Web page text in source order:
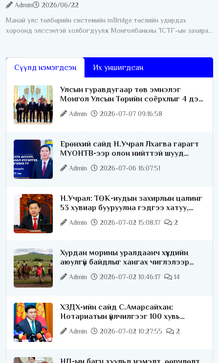
Admin
2026/06/22
Манай улс төлбөрийн системийн mBridge төслийн удирдах
хороонд элссэнтэй холбогдуулж Монголбанкны ТСТГ-ын захирал
Сүүлд нэмэгдсэн Их уншигдсан
Улсын гуравдугаар төв эмнэлэг
Монгол Улсын Төрийн соёрхлыг 4 дэх
Admin 2026-07-07 09:16:58
Ерөнхий сайд Н.Учрал Лхагва гарагт
МҮОНТВ-ээр олон нийттэй шууд
Admin 2026-07-06 16:07:51
Н.Учрал: ТӨК-иудын захирлын цалинг
53 хувиар бууруулна гэдгээ хатуу,
Admin 2026-07-02 15:08:17 2
Хурдан морины уралдаанч хүүхдийн
аюулгүй байдлыг хангах чиглэлээр
Admin 2026-07-02 10:46:17 14
ХЗДХ-ийн сайд С.Амарсайхан:
Нотариатын үйлчилгээг 100 хувь
Admin 2026-07-02 10:27:55 2